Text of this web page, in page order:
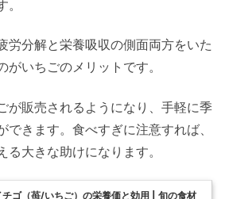
労分解と栄養吸収の側面両方をいた
いちごのメリットです。
が販売されるようになり、手軽に季
できます。食べすぎに注意すれば、
る大きな助けになります。
チゴ（苺/いちご）の栄養価と効用 | 旬の食材